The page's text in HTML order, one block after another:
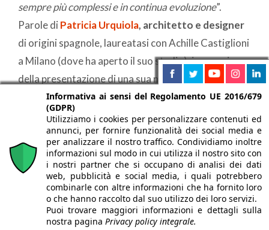
sempre più complessi e in continua evoluzione”.
Parole di Patricia Urquiola, architetto e designer
di origini spagnole, laureatasi con Achille Castiglioni
a Milano (dove ha aperto il suo studio), in occasione
della presentazione di una sua nuova collezione per il
bagno durante la Milano Design Week 2025.
Gli interni presentati al Fuorisalone – a volte vere e
proprieabitazioni private, aperte al pubblico per la
settimana o riallestite ad hoc – seguono
coerentemente questa visione: luoghi fluidi,
connessi, sensoriali, in cui colore e luce diventano
elementi costruttivi al pari dei materiali.
Informativa ai sensi del Regolamento UE 2016/679
(GDPR)
Utilizziamo i cookies per personalizzare contenuti ed
annunci, per fornire funzionalità dei social media e
per analizzare il nostro traffico. Condividiamo inoltre
informazioni sul modo in cui utilizza il nostro sito con
i nostri partner che si occupano di analisi dei dati
web, pubblicità e social media, i quali potrebbero
combinarle con altre informazioni che ha fornito loro
o che hanno raccolto dal suo utilizzo dei loro servizi.
Puoi trovare maggiori informazioni e dettagli sulla
nostra pagina Privacy policy integrale.